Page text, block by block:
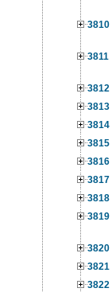
3810
3811
3812
3813
3814
3815
3816
3817
3818
3819
3820
3821
3822